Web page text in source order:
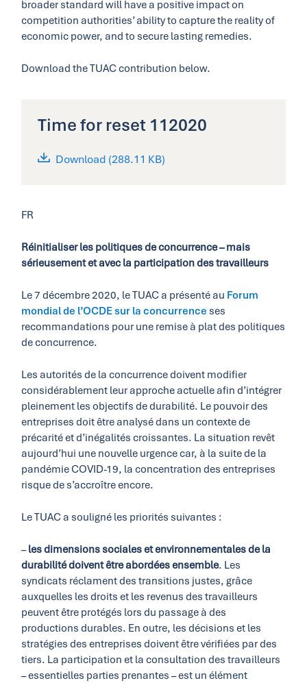
broader standard will have a positive impact on
competition authorities’ ability to capture the reality of
economic power, and to secure lasting remedies.
Download the TUAC contribution below.
Time for reset 112020
Download (288.11 KB)
FR
Réinitialiser les politiques de concurrence – mais
sérieusement et avec la participation des travailleurs
Le 7 décembre 2020, le TUAC a présenté au Forum
mondial de l’OCDE sur la concurrence ses
recommandations pour une remise à plat des politiques
de concurrence.
Les autorités de la concurrence doivent modifier
considérablement leur approche actuelle afin d’intégrer
pleinement les objectifs de durabilité. Le pouvoir des
entreprises doit être analysé dans un contexte de
précarité et d’inégalités croissantes. La situation revêt
aujourd’hui une nouvelle urgence car, à la suite de la
pandémie COVID-19, la concentration des entreprises
risque de s’accroître encore.
Le TUAC a souligné les priorités suivantes :
–les dimensions sociales et environnementales de la
durabilité doivent être abordées ensemble. Les
syndicats réclament des transitions justes, grâce
auxquelles les droits et les revenus des travailleurs
peuvent être protégés lors du passage à des
productions durables. En outre, les décisions et les
stratégies des entreprises doivent être vérifiées par des
tiers. La participation et la consultation des travailleurs
– essentielles parties prenantes – est un élément